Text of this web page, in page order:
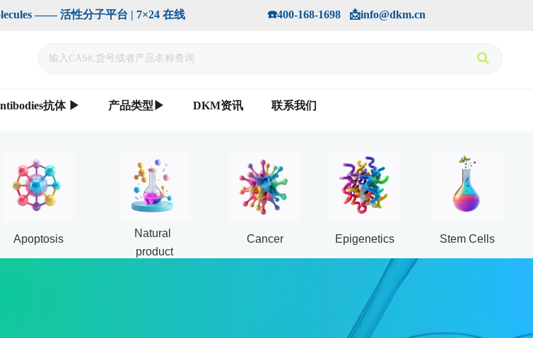
手机版
—— 活性分子平台 | 7×24 在线                             ☎️400-168-1698   📩info@dkm.cn
抗体 ▶ 产品类型▶ DKM资讯 联系我们
Apoptosis
Natural
product
Cancer Epigenetics Stem Cells